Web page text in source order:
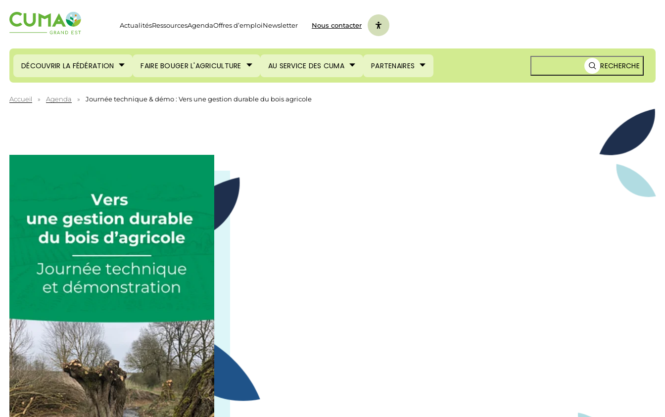
ActualitésRessourcesAgendaOffres d’emploiNewsletter Nous contacter
DÉCOUVRIR LA FÉDÉRATION FAIRE BOUGER L'AGRICULTURE AU SERVICE DES CUMA PARTENAIRES RECHERCHE
Accueil » Agenda » Journée technique & démo : Vers une gestion durable du bois agricole